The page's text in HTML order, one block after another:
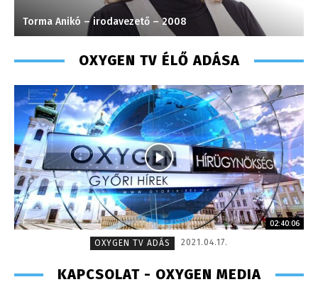
Torma Anikó – irodavezető – 2008
OXYGEN TV ÉLŐ ADÁSA
02:40:06
OXYGEN TV ADÁS
2021.04.17.
KAPCSOLAT - OXYGEN MEDIA